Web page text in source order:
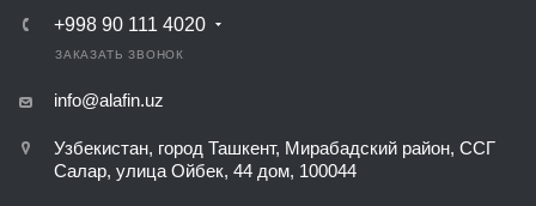
+998 90 111 4020
ЗАКАЗАТЬ ЗВОНОК
info@alafin.uz
Узбекистан, город Ташкент, Мирабадский район, ССГ
Салар, улица Ойбек, 44 дом, 100044